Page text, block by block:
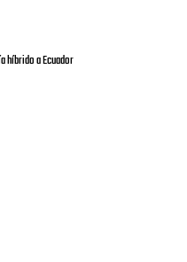
híbrido a Ecuador